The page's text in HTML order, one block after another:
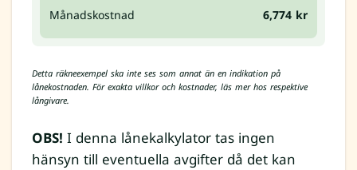
Månadskostnad 6,774 kr
Detta räkneexempel ska inte ses som annat än en indikation på
lånekostnaden. För exakta villkor och kostnader, läs mer hos respektive
långivare.
OBS! I denna lånekalkylator tas ingen
hänsyn till eventuella avgifter då det kan